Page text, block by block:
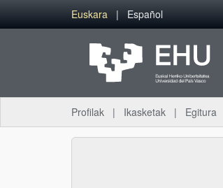
Eduki nagusira joan
Euskara Español
Profilak Ikasketak Egitura